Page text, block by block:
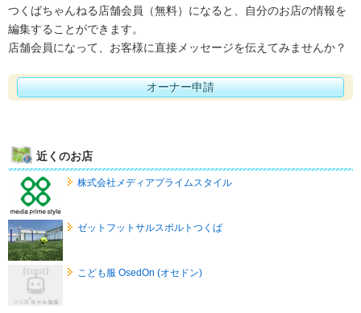
つくばちゃんねる店舗会員（無料）になると、自分のお店の情報を
編集することができます。
店舗会員になって、お客様に直接メッセージを伝えてみませんか？
オーナー申請
近くのお店
株式会社メディアプライムスタイル
ゼットフットサルスポルトつくば
こども服 OsedOn (オセドン)